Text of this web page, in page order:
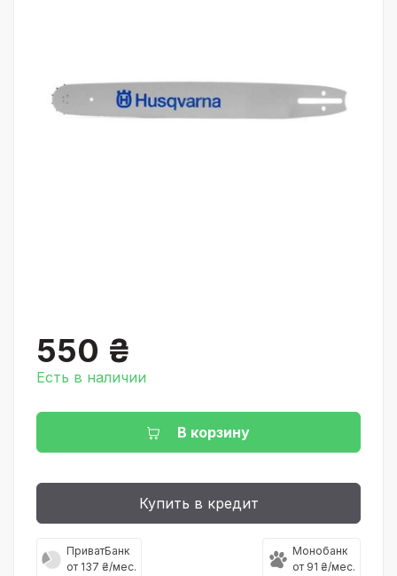
550 ₴
Есть в наличии
В корзину
Купить в кредит
ПриватБанк
от 137 ₴/мес.
Монобанк
от 91 ₴/мес.